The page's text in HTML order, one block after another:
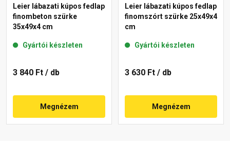
Leier lábazati kúpos fedlap
finombeton szürke
35x49x4 cm
Gyártói készleten
3 840 Ft / db
Megnézem
Leier lábazati kúpos fedlap
finomszórt szürke 25x49x4
cm
Gyártói készleten
3 630 Ft / db
Megnézem